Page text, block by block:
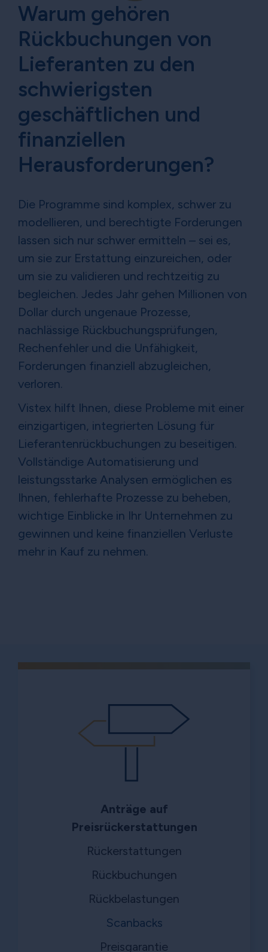
Warum gehören
Rückbuchungen von
Lieferanten zu den
schwierigsten
geschäftlichen und
finanziellen
Herausforderungen?
Die Programme sind komplex, schwer zu
modellieren, und berechtigte Forderungen
lassen sich nur schwer ermitteln – sei es,
um sie zur Erstattung einzureichen, oder
um sie zu validieren und rechtzeitig zu
begleichen. Jedes Jahr gehen Millionen von
Dollar durch ungenaue Prozesse,
nachlässige Rückbuchungsprüfungen,
Rechenfehler und die Unfähigkeit,
Forderungen finanziell abzugleichen,
verloren.
Vistex hilft Ihnen, diese Probleme mit einer
einzigartigen, integrierten Lösung für
Lieferantenrückbuchungen zu beseitigen.
Vollständige Automatisierung und
leistungsstarke Analysen ermöglichen es
Ihnen, fehlerhafte Prozesse zu beheben,
wichtige Einblicke in Ihr Unternehmen zu
gewinnen und keine finanziellen Verluste
mehr in Kauf zu nehmen.
Anträge auf
Preisrückerstattungen
Rückerstattungen
Rückbuchungen
Rückbelastungen
Scanbacks
Preisgarantie